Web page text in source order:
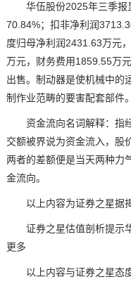
华伍股份2025年三季报显
70.84%；扣非净利润
度归母净利润2431.63万元
万元，财务费用1859.55万
出售。制动器是使机械中的
制作业范畴的要害配套部件。
资金流向名词解释：指经
交额被界说为资金流入，股
两者的差额便是当天两种力
金流向。
以上内容为证券之星据揭
证券之星估值剖析提示华
更多
以上内容与证券之星态度